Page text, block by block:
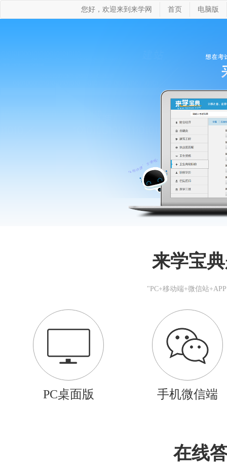
您好，欢迎来到来学网 首页 电脑版
来学宝
"PC+移动端+微信站
PC桌面版 手机微信端
在线